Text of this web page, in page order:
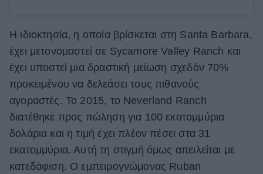
H ιδιοκτησία, η οποία βρίσκεται στη Santa Barbara,
έχει μετονομαστεί σε Sycamore Valley Ranch και
έχει υποστεί μια δραστική μείωση σχεδόν 70%
προκειμένου να δελεάσει τους πιθανούς
αγοραστές. Το 2015, το Νeverland Ranch
διατέθηκε προς πώληση για 100 εκατομμύρια
δολάρια και η τιμή έχει πλέον πέσει στα 31
εκατομμύρια. Αυτή τη στιγμή όμως απειλείται με
κατεδάφιση. Ο εμπειρογνώμονας Ruban